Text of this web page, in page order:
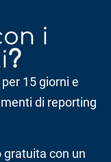
i
?
15 giorni e
di reporting
gratuita con un